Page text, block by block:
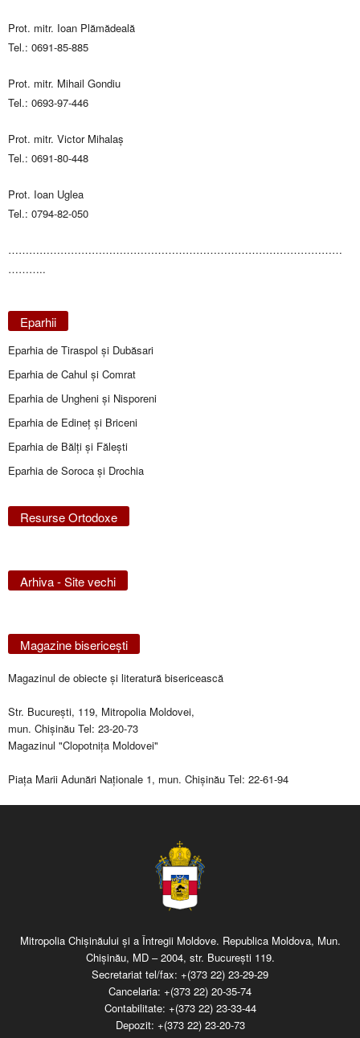
Prot. mitr. Ioan Plămădeală
Tel.: 0691-85-885
Prot. mitr. Mihail Gondiu
Tel.: 0693-97-446
Prot. mitr. Victor Mihalaș
Tel.: 0691-80-448
Prot. Ioan Uglea
Tel.: 0794-82-050
……………………………………………………………………………………
………..
Eparhii
Eparhia de Tiraspol și Dubăsari
Eparhia de Cahul și Comrat
Eparhia de Ungheni și Nisporeni
Eparhia de Edineţ şi Briceni
Eparhia de Bălţi şi Făleşti
Eparhia de Soroca și Drochia
Resurse Ortodoxe
Arhiva - Site vechi
Magazine bisericeşti
Magazinul de obiecte şi literatură bisericească
Str. Bucureşti, 119, Mitropolia Moldovei,
mun. Chişinău Tel: 23-20-73
Magazinul "Clopotniţa Moldovei"
Piaţa Marii Adunări Naţionale 1, mun. Chişinău Tel: 22-61-94
Mitropolia Chişinăului şi a Întregii Moldove. Republica Moldova, Mun.
Chişinău, MD – 2004, str. Bucureşti 119.
Secretariat tel/fax: +(373 22) 23-29-29
Cancelaria: +(373 22) 20-35-74
Contabilitate: +(373 22) 23-33-44
Depozit: +(373 22) 23-20-73